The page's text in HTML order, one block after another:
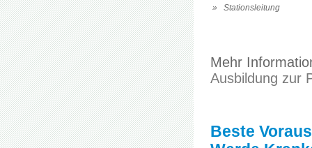
» Stationsleitung
Mehr
Ausbildung zur
Beste